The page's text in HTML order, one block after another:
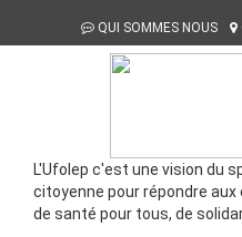
QUI SOMMES NOUS
L'Ufolep c'est une vision du
citoyenne pour répondre
de santé pour tous, de